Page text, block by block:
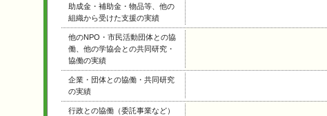
助成金・補助金・物品等、他の
組織から受けた支援の実績
他のNPO・市民活動団体との協
働、他の学協会との共同研究・
協働の実績
企業・団体との協働・共同研究
の実績
行政との協働（委託事業など）